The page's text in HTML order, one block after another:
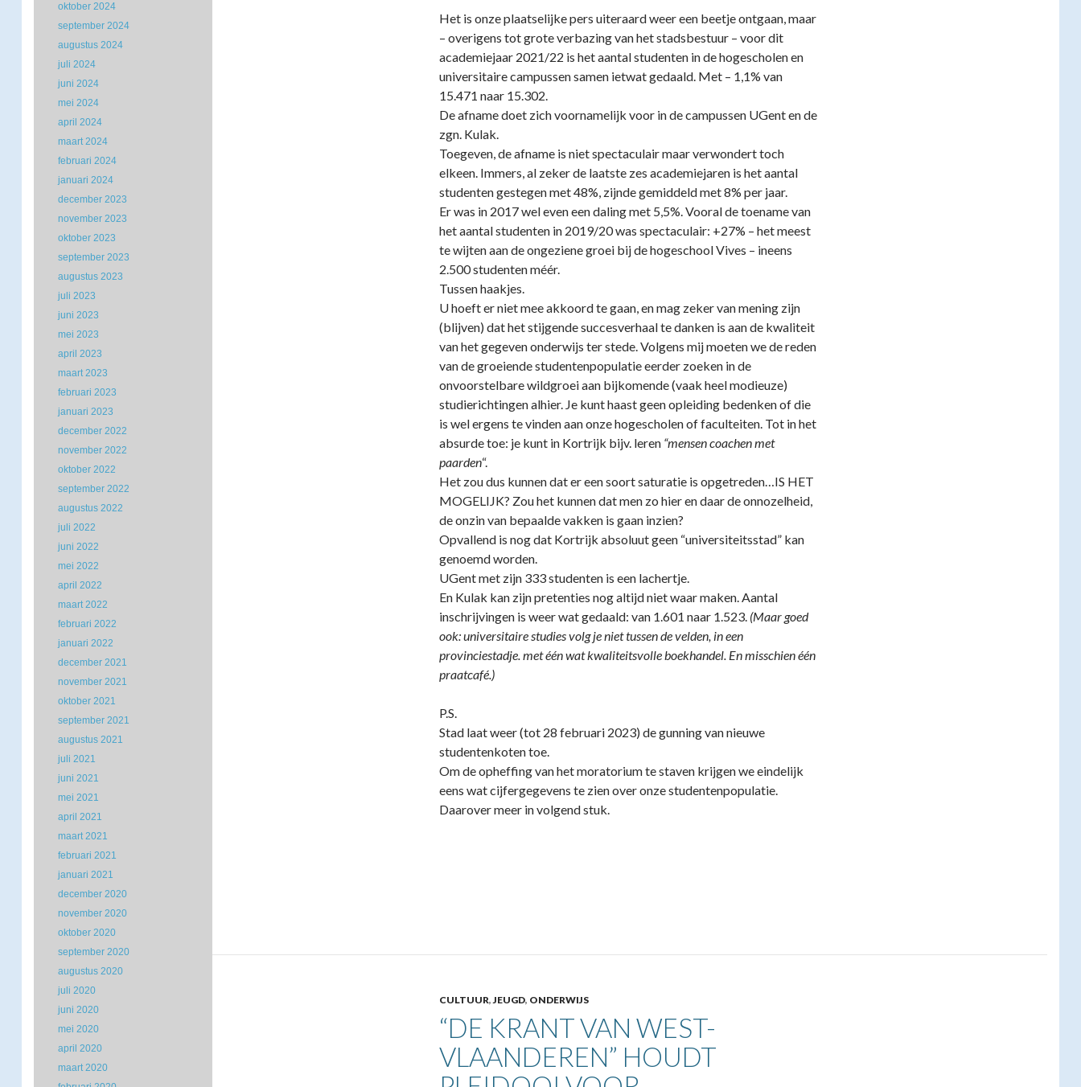
Het is onze plaatselijke pers uiteraard weer een beetje ontgaan, maar
– overigens tot grote verbazing van het stadsbestuur – voor dit
academiejaar 2021/22 is het aantal studenten in de hogescholen en
universitaire campussen samen ietwat gedaald. Met – 1,1% van
15.471 naar 15.302.
De afname doet zich voornamelijk voor in de campussen UGent en de
zgn. Kulak.
Toegeven, de afname is niet spectaculair maar verwondert toch
elkeen. Immers, al zeker de laatste zes academiejaren is het aantal
studenten gestegen met 48%, zijnde gemiddeld met 8% per jaar.
Er was in 2017 wel even een daling met 5,5%. Vooral de toename van
het aantal studenten in 2019/20 was spectaculair: +27% – het meest
te wijten aan de ongeziene groei bij de hogeschool Vives – ineens
2.500 studenten méér.
Tussen haakjes.
U hoeft er niet mee akkoord te gaan, en mag zeker van mening zijn
(blijven) dat het stijgende succesverhaal te danken is aan de kwaliteit
van het gegeven onderwijs ter stede. Volgens mij moeten we de reden
van de groeiende studentenpopulatie eerder zoeken in de
onvoorstelbare wildgroei aan bijkomende (vaak heel modieuze)
studierichtingen alhier. Je kunt haast geen opleiding bedenken of die
is wel ergens te vinden aan onze hogescholen of faculteiten. Tot in het
absurde toe: je kunt in Kortrijk bijv. leren “mensen coachen met
paarden“.
Het zou dus kunnen dat er een soort saturatie is opgetreden…IS HET
MOGELIJK? Zou het kunnen dat men zo hier en daar de onnozelheid,
de onzin van bepaalde vakken is gaan inzien?
Opvallend is nog dat Kortrijk absoluut geen “universiteitsstad” kan
genoemd worden.
UGent met zijn 333 studenten is een lachertje.
En Kulak kan zijn pretenties nog altijd niet waar maken. Aantal
inschrijvingen is weer wat gedaald: van 1.601 naar 1.523. (Maar goed
ook: universitaire studies volg je niet tussen de velden, in een
provinciestadje. met één wat kwaliteitsvolle boekhandel. En misschien één
praatcafé.)
P.S.
Stad laat weer (tot 28 februari 2023) de gunning van nieuwe
studentenkoten toe.
Om de opheffing van het moratorium te staven krijgen we eindelijk
eens wat cijfergegevens te zien over onze studentenpopulatie.
Daarover meer in volgend stuk.
CULTUUR,JEUGD, ONDERWIJS
“DE KRANT VAN WEST-
VLAANDEREN” HOUDT
oktober 2024
september 2024
augustus 2024
juli 2024
juni 2024
mei 2024
april 2024
maart 2024
februari 2024
januari 2024
december 2023
november 2023
oktober 2023
september 2023
augustus 2023
juli 2023
juni 2023
mei 2023
april 2023
maart 2023
februari 2023
januari 2023
december 2022
november 2022
oktober 2022
september 2022
augustus 2022
juli 2022
juni 2022
mei 2022
april 2022
maart 2022
februari 2022
januari 2022
december 2021
november 2021
oktober 2021
september 2021
augustus 2021
juli 2021
juni 2021
mei 2021
april 2021
maart 2021
februari 2021
januari 2021
december 2020
november 2020
oktober 2020
september 2020
augustus 2020
juli 2020
juni 2020
mei 2020
april 2020
maart 2020